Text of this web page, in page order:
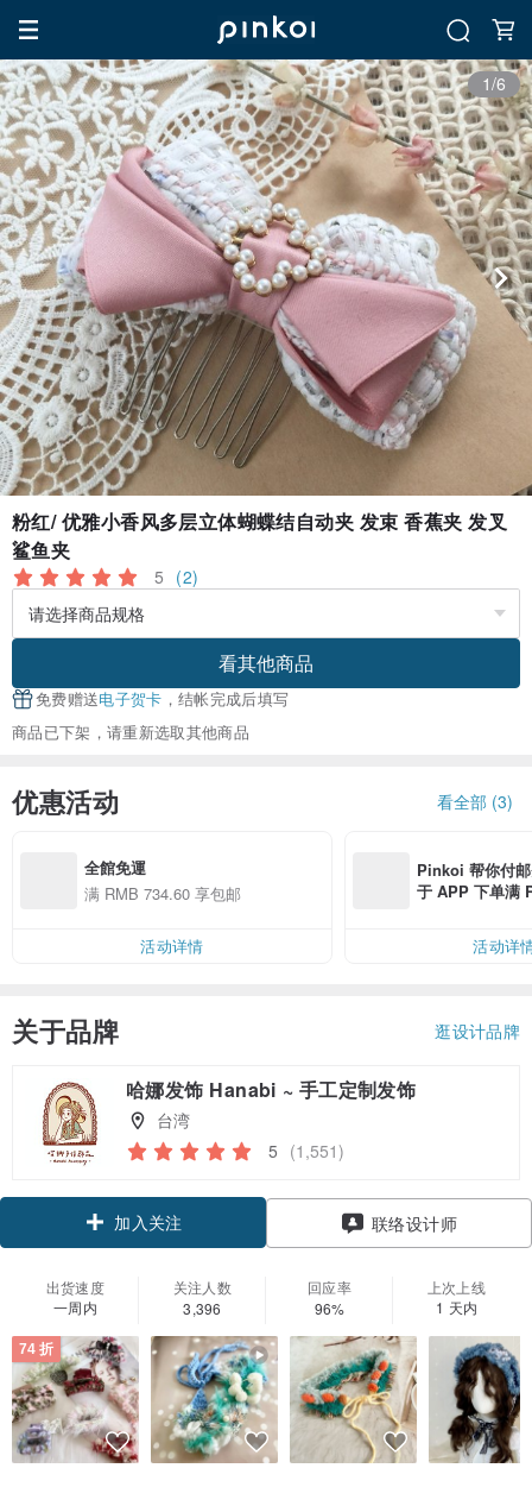
1/6
粉红/ 优雅小香风多层立体蝴蝶结自动夹 发束 香蕉夹 发叉
鲨鱼夹
5 (2)
看其他商品
免费赠送电子贺卡 ，结帐完成后填写
商品已下架，请重新选取其他商品
优惠活动 看全部 (3)
全館免運
满 RMB 734.60 享包邮
活动详情
Pinkoi 帮你付
于 APP 下单满
活动详
关于品牌 逛设计品牌
哈娜发饰 Hanabi ~ 手工定制发饰
台湾
5 (1,551)
加入关注 联络设计师
出货速度
一周内
关注人数
3,396
回应率
96%
上次上线
1 天内
74 折